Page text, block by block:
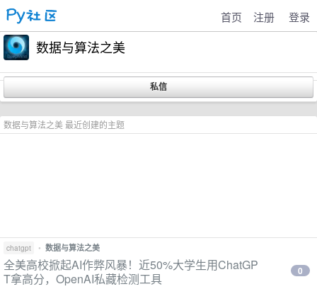
首页 注册 登录
数据与算法之美
数据与算法之美 最近创建的主题
chatgpt • 数据与算法之美
全美高校掀起AI作弊风暴！近50%大学生用ChatGP
T拿高分，OpenAI私藏检测工具
0